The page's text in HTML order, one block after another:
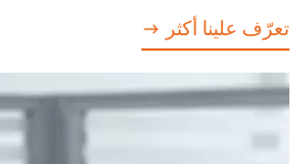
تعرّف علينا أكثر →